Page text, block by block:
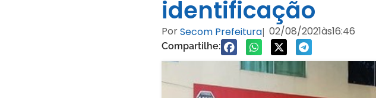
identificação
PorSecom Prefeitura| 02/08/2021às16:46
Compartilhe: